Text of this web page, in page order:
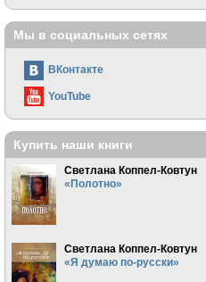
Мы в социальных сетях
ВКонтакте
YouTube
Купить наши книги
Светлана Коппел-Ковтун
«Полотно»
Светлана Коппел-Ковтун
«Я думаю по-русски»